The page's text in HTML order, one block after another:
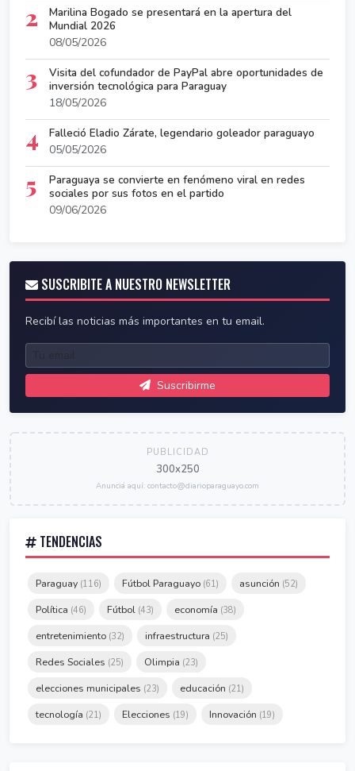
2
Marilina Bogado se presentará en la apertura del
Mundial 2026
08/05/2026
3
Visita del cofundador de PayPal abre oportunidades de
inversión tecnológica para Paraguay
18/05/2026
4
Falleció Eladio Zárate, legendario goleador paraguayo
05/05/2026
5
Paraguaya se convierte en fenómeno viral en redes
sociales por sus fotos en el partido
09/06/2026
SUSCRIBITE A NUESTRO NEWSLETTER
Recibí las noticias más importantes en tu email.
Suscribirme
PUBLICIDAD
300x250
Anunciá aquí: contacto@diarioparaguayo.com
TENDENCIAS
Paraguay (116) Fútbol Paraguayo (61) asunción (52)
Política (46) Fútbol (43) economía (38)
entretenimiento (32) infraestructura (25)
Redes Sociales (25) Olimpia (23)
elecciones municipales (23) educación (21)
tecnología (21) Elecciones (19) Innovación (19)